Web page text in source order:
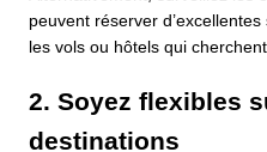
peuvent réserver
les vols ou hôtels qui
2. Soyez flexibles
destinations